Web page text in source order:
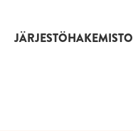
JÄRJESTÖHAKEMISTO